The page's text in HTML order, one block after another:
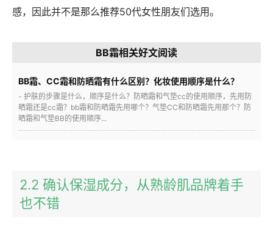
感，因此并不是那么推荐50代女性朋友们选用。
BB霜相关好文阅读
BB霜、CC霜和防晒霜有什么区别？化妆使用顺序是什么？
- 护肤的步骤是什么，顺序是什么？防晒霜和气垫cc的使用顺序，先用防
晒霜还是cc霜？bb霜和防晒霜先用哪个？气垫CC和防晒霜先用那个？防
晒霜和气垫BB的使用顺序...
2.2 确认保湿成分，从熟龄肌品牌着手
也不错